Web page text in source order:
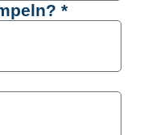
*